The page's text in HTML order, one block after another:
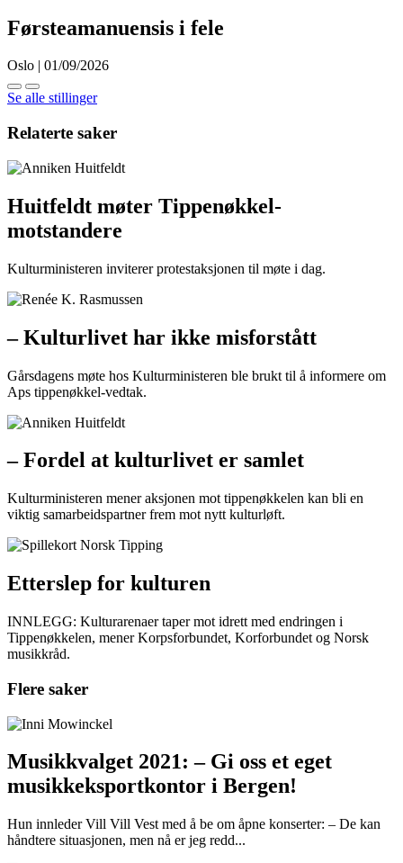
Førsteamanuensis i fele
Oslo | 01/09/2026
Se alle stillinger
Relaterte saker
Huitfeldt møter Tippenøkkel-
motstandere
Kulturministeren inviterer protestaksjonen til møte i dag.
– Kulturlivet har ikke misforstått
Gårsdagens møte hos Kulturministeren ble brukt til å informere om
Aps tippenøkkel-vedtak.
– Fordel at kulturlivet er samlet
Kulturministeren mener aksjonen mot tippenøkkelen kan bli en
viktig samarbeidspartner frem mot nytt kulturløft.
Etterslep for kulturen
INNLEGG: Kulturarenaer taper mot idrett med endringen i
Tippenøkkelen, mener Korpsforbundet, Korforbundet og Norsk
musikkråd.
Flere saker
Musikkvalget 2021: – Gi oss et eget
musikkeksportkontor i Bergen!
Hun innleder Vill Vill Vest med å be om åpne konserter: – De kan
håndtere situasjonen, men nå er jeg redd...